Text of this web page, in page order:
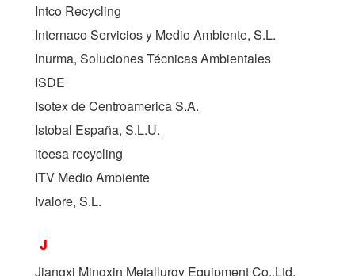
Intco Recycling
Internaco Servicios y Medio Ambiente, S.L.
Inurma, Soluciones Técnicas Ambientales
ISDE
Isotex de Centroamerica S.A.
Istobal España, S.L.U.
iteesa recycling
ITV Medio Ambiente
Ivalore, S.L.
J
Jiangxi Mingxin Metallurgy Equipment Co.,Ltd.